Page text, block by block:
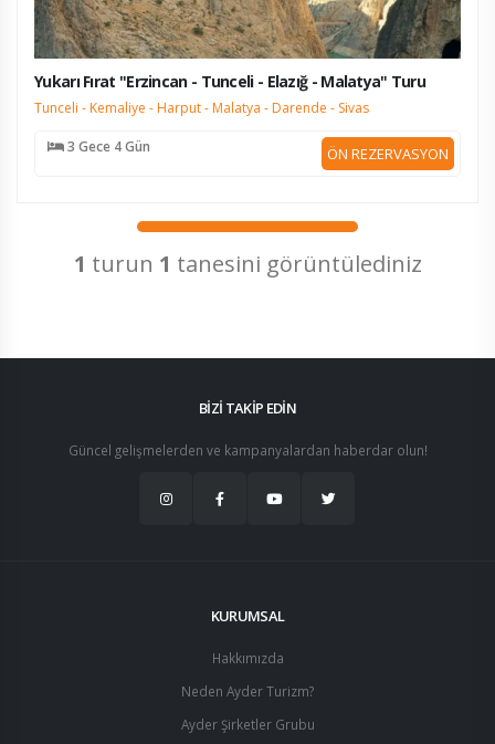
Yukarı Fırat "Erzincan - Tunceli - Elazığ - Malatya" Turu
Tunceli - Kemaliye - Harput - Malatya - Darende - Sivas
3 Gece 4 Gün ÖN REZERVASYON
1 turun 1 tanesini görüntülediniz
BİZİ TAKİP EDİN
Güncel gelişmelerden ve kampanyalardan haberdar olun!
KURUMSAL
Hakkımızda
Neden Ayder Turizm?
Ayder Şirketler Grubu